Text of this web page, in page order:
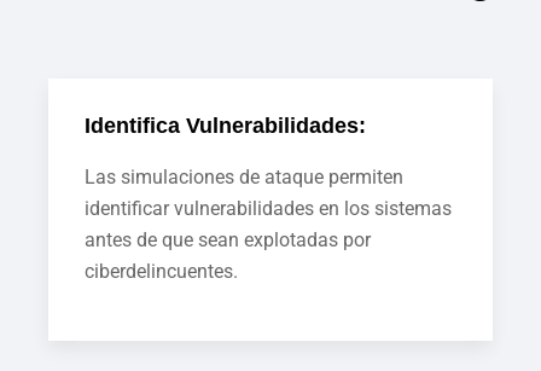
Identifica Vulnerabilidades:
Las simulaciones de ataque permiten
identificar vulnerabilidades en los sistemas
antes de que sean explotadas por
ciberdelincuentes.